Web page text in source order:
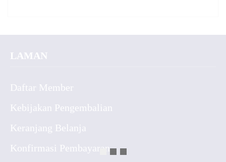
LAMAN
Daftar Member
Kebijakan Pengembalian
Keranjang Belanja
Konfirmasi Pembayaran